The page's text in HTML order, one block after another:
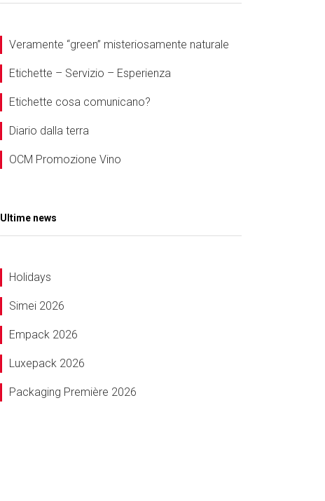
Veramente “green” misteriosamente naturale
Etichette – Servizio – Esperienza
Etichette cosa comunicano?
Diario dalla terra
OCM Promozione Vino
Ultime news
Holidays
Simei 2026
Empack 2026
Luxepack 2026
Packaging Première 2026